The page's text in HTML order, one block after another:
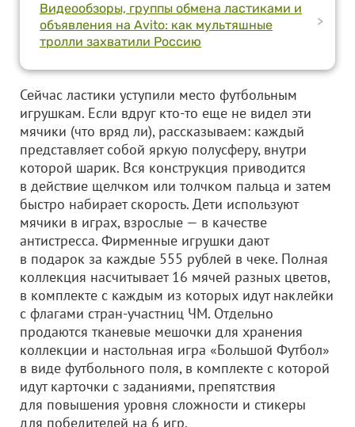
Видеообзоры, группы обмена ластиками и
объявления на Avito: как мультяшные
тролли захватили Россию
>
Сейчас ластики уступили место футбольным
игрушкам. Если вдруг кто-то еще не видел эти
мячики (что вряд ли), рассказываем: каждый
представляет собой яркую полусферу, внутри
которой шарик. Вся конструкция приводится
в действие щелчком или толчком пальца и затем
быстро набирает скорость. Дети используют
мячики в играх, взрослые — в качестве
антистресса. Фирменные игрушки дают
в подарок за каждые 555 рублей в чеке. Полная
коллекция насчитывает 16 мячей разных цветов,
в комплекте с каждым из которых идут наклейки
с флагами стран-участниц ЧМ. Отдельно
продаются тканевые мешочки для хранения
коллекции и настольная игра «Большой Футбол»
в виде футбольного поля, в комплекте с которой
идут карточки с заданиями, препятствия
для повышения уровня сложности и стикеры
для победителей на 6 игр.